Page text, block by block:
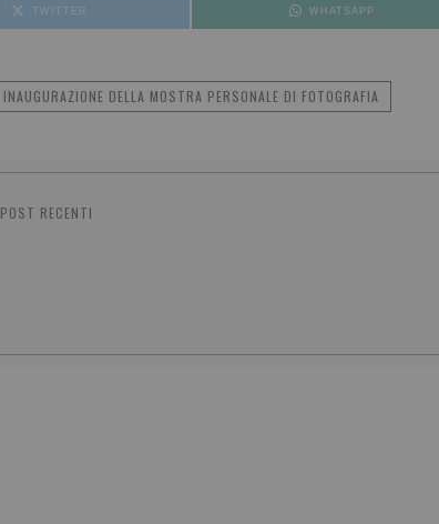
TWITTER WHATSAPP
INAUGURAZIONE DELLA MOSTRA PERSONALE DI FOTOGRAFIA
POST RECENTI